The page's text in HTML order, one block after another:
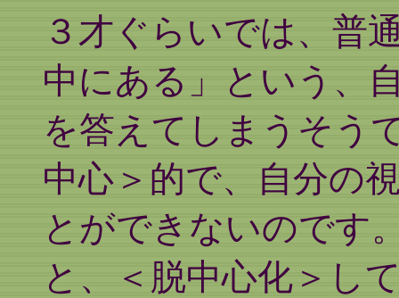
３才ぐらいでは、普
中にある」という、
を答えてしまうそう
中心＞的で、自分の
とができないのです
と、＜脱中心化＞し